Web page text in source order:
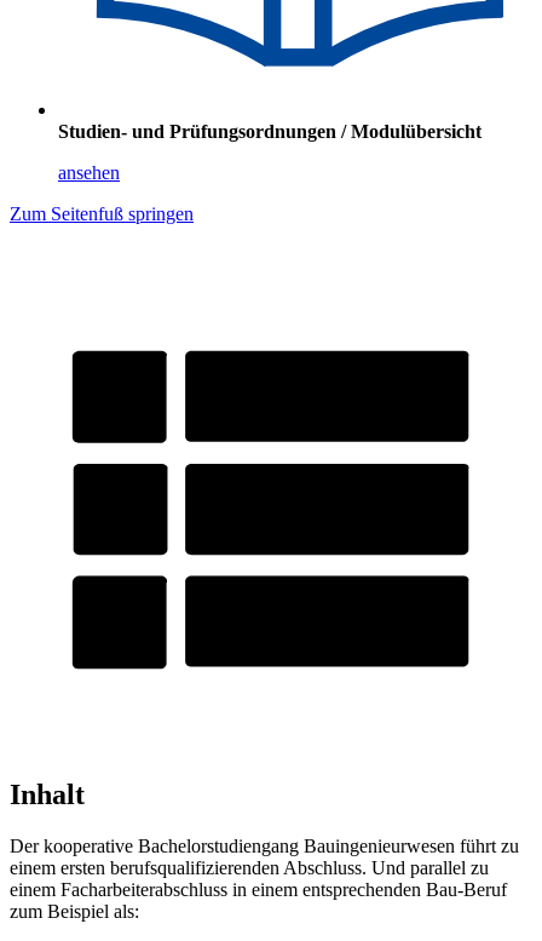
Studien- und Prüfungsordnungen / Modulübersicht
ansehen
Zum Seitenfuß springen
Inhalt
Der kooperative Bachelorstudiengang Bauingenieurwesen führt zu
einem ersten berufsqualifizierenden Abschluss. Und parallel zu
einem Facharbeiterabschluss in einem entsprechenden Bau-Beruf
zum Beispiel als: